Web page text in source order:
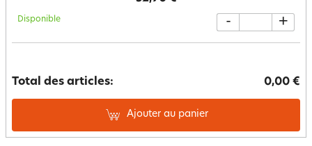
Disponible - +
Total des articles: 0,00 €
Ajouter au panier